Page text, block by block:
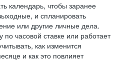
календарь, чтобы заранее
и спланировать
или другие личные дела.
по часовой ставке или работает
как изменится
и как это повлияет